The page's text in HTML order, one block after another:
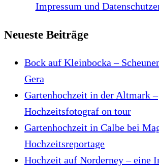
Impressum und
Neueste Beiträge
Bock auf Kleinbocka –
Gera
Gartenhochzeit in der Altmark –
Hochzeitsfotograf on tour
Gartenhochzeit in Calbe bei
Hochzeitsreportage
Hochzeit auf Norderney – eine